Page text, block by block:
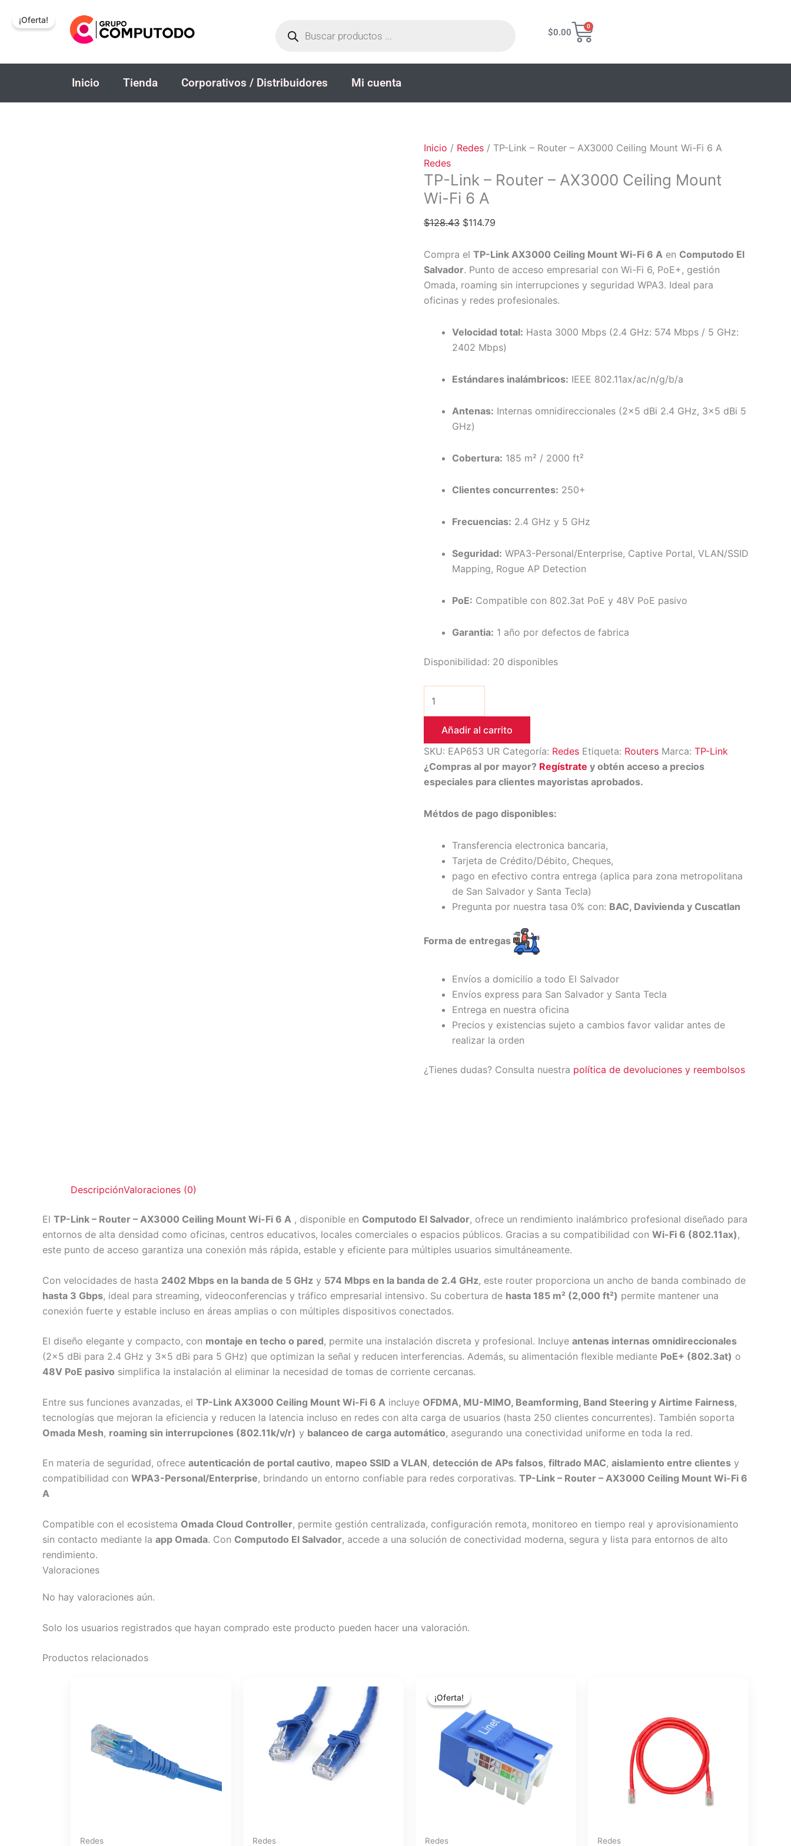
productos
$0.00
0
Carrito
Inicio Tienda Corporativos / Distribuidores Mi cuenta
¡Oferta!
Inicio / Redes / TP-Link – Router – AX3000 Ceiling Mount Wi-Fi 6 A
Redes
TP-Link – Router – AX3000 Ceiling Mount
Wi-Fi 6 A
$128.43 $114.79
Compra el TP-Link AX3000 Ceiling Mount Wi-Fi 6 A en Computodo El
Salvador. Punto de acceso empresarial con Wi-Fi 6, PoE+, gestión
Omada, roaming sin interrupciones y seguridad WPA3. Ideal para
oficinas y redes profesionales.
Velocidad total: Hasta 3000 Mbps (2.4 GHz: 574 Mbps / 5 GHz:
2402 Mbps)
Estándares inalámbricos: IEEE 802.11ax/ac/n/g/b/a
Antenas: Internas omnidireccionales (2×5 dBi 2.4 GHz, 3×5 dBi 5
GHz)
Cobertura: 185 m² / 2000 ft²
Clientes concurrentes: 250+
Frecuencias: 2.4 GHz y 5 GHz
Seguridad: WPA3-Personal/Enterprise, Captive Portal, VLAN/SSID
Mapping, Rogue AP Detection
PoE: Compatible con 802.3at PoE y 48V PoE pasivo
Garantia: 1 año por defectos de fabrica
Disponibilidad: 20 disponibles
Fi
6
A
cantidad
Añadir al carrito
SKU: EAP653 UR Categoría: Redes Etiqueta: Routers Marca: TP-Link
¿Compras al por mayor? Regístrate y obtén acceso a precios
especiales para clientes mayoristas aprobados.
Métdos de pago disponibles:
Transferencia electronica bancaria,
Tarjeta de Crédito/Débito, Cheques,
pago en efectivo contra entrega (aplica para zona metropolitana
de San Salvador y Santa Tecla)
Pregunta por nuestra tasa 0% con: BAC, Davivienda y Cuscatlan
Forma de entregas
Envíos a domicilio a todo El Salvador
Envíos express para San Salvador y Santa Tecla
Entrega en nuestra oficina
Precios y existencias sujeto a cambios favor validar antes de
realizar la orden
¿Tienes dudas? Consulta nuestra política de devoluciones y reembolsos
DescripciónValoraciones (0)
El TP-Link – Router – AX3000 Ceiling Mount Wi-Fi 6 A , disponible en Computodo El Salvador, ofrece un rendimiento inalámbrico profesional diseñado para
entornos de alta densidad como oficinas, centros educativos, locales comerciales o espacios públicos. Gracias a su compatibilidad con Wi-Fi 6 (802.11ax),
este punto de acceso garantiza una conexión más rápida, estable y eficiente para múltiples usuarios simultáneamente.
Con velocidades de hasta 2402 Mbps en la banda de 5 GHz y 574 Mbps en la banda de 2.4 GHz, este router proporciona un ancho de banda combinado de
hasta 3 Gbps, ideal para streaming, videoconferencias y tráfico empresarial intensivo. Su cobertura de hasta 185 m² (2,000 ft²) permite mantener una
conexión fuerte y estable incluso en áreas amplias o con múltiples dispositivos conectados.
El diseño elegante y compacto, con montaje en techo o pared, permite una instalación discreta y profesional. Incluye antenas internas omnidireccionales
(2×5 dBi para 2.4 GHz y 3×5 dBi para 5 GHz) que optimizan la señal y reducen interferencias. Además, su alimentación flexible mediante PoE+ (802.3at) o
48V PoE pasivo simplifica la instalación al eliminar la necesidad de tomas de corriente cercanas.
Entre sus funciones avanzadas, el TP-Link AX3000 Ceiling Mount Wi-Fi 6 A incluye OFDMA, MU-MIMO, Beamforming, Band Steering y Airtime Fairness,
tecnologías que mejoran la eficiencia y reducen la latencia incluso en redes con alta carga de usuarios (hasta 250 clientes concurrentes). También soporta
Omada Mesh, roaming sin interrupciones (802.11k/v/r) y balanceo de carga automático, asegurando una conectividad uniforme en toda la red.
En materia de seguridad, ofrece autenticación de portal cautivo, mapeo SSID a VLAN, detección de APs falsos, filtrado MAC, aislamiento entre clientes y
compatibilidad con WPA3-Personal/Enterprise, brindando un entorno confiable para redes corporativas. TP-Link – Router – AX3000 Ceiling Mount Wi-Fi 6
A
Compatible con el ecosistema Omada Cloud Controller, permite gestión centralizada, configuración remota, monitoreo en tiempo real y aprovisionamiento
sin contacto mediante la app Omada. Con Computodo El Salvador, accede a una solución de conectividad moderna, segura y lista para entornos de alto
rendimiento.
Valoraciones
No hay valoraciones aún.
Solo los usuarios registrados que hayan comprado este producto pueden hacer una valoración.
Productos relacionados
Redes Redes
¡Oferta!
¡Oferta!
Redes
original
era:
$1.40.
actual
es:
$1.14.
Redes